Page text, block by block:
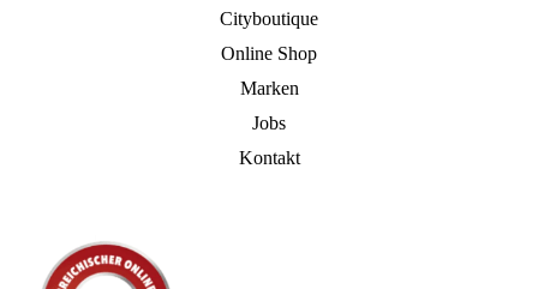
Cityboutique
Online Shop
Marken
Jobs
Kontakt